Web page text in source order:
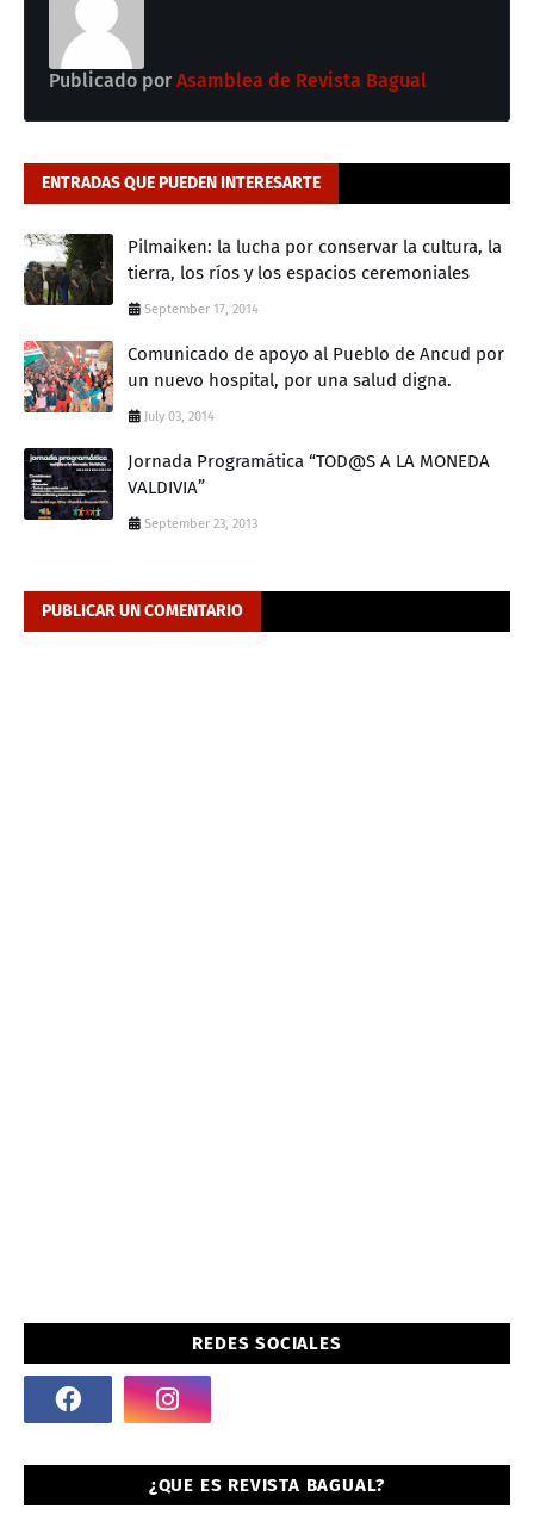
Publicado por Asamblea de Revista Bagual
ENTRADAS QUE PUEDEN INTERESARTE
Pilmaiken: la lucha por conservar la cultura, la
tierra, los ríos y los espacios ceremoniales
September 17, 2014
Comunicado de apoyo al Pueblo de Ancud por
un nuevo hospital, por una salud digna.
July 03, 2014
Jornada Programática “TOD@S A LA MONEDA
VALDIVIA”
September 23, 2013
PUBLICAR UN COMENTARIO
REDES SOCIALES
¿QUE ES REVISTA BAGUAL?